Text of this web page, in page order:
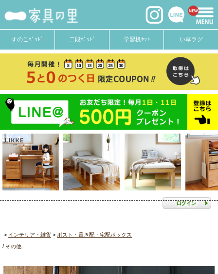
すのこﾍﾞｯﾄﾞ 二段ﾍﾞｯﾄﾞ 学習机ｾｯﾄ い草ラグ
インテリア・雑貨
ポスト・置き配・宅配ボックス
その他